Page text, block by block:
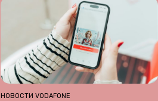
НОВОСТИ VODAFONE